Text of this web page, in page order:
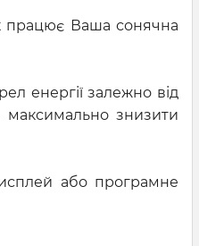
працює Ваша сонячна
енергії залежно від
максимально знизити
або програмне